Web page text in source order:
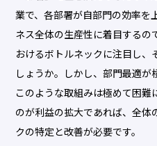
業で、各部署が自部門の効率を
ネス全体の生産性に着目するの
おけるボトルネックに注目し、
しょうか。しかし、部門最適
このような取組みは極めて困難
のが利益の拡大であれば、全体
クの特定と改善が必要です。